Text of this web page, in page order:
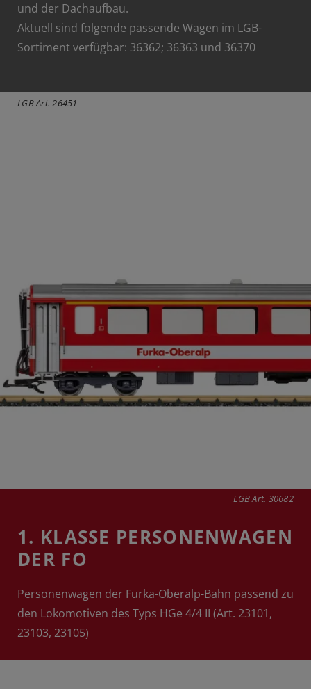
und der Dachaufbau.
Aktuell sind folgende passende Wagen im LGB-
Sortiment verfügbar: 36362; 36363 und 36370
LGB Art. 26451
LGB Art. 30682
1. KLASSE PERSONENWAGEN
DER FO
Personenwagen der Furka-Oberalp-Bahn passend zu
den Lokomotiven des Typs HGe 4/4 II (Art. 23101,
23103, 23105)